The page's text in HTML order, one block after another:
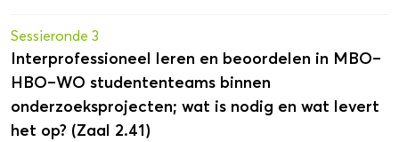
Sessieronde 3
Interprofessioneel leren en beoordelen in MBO–
HBO–WO studententeams binnen
onderzoeksprojecten; wat is nodig en wat levert
het op? (Zaal 2.41)